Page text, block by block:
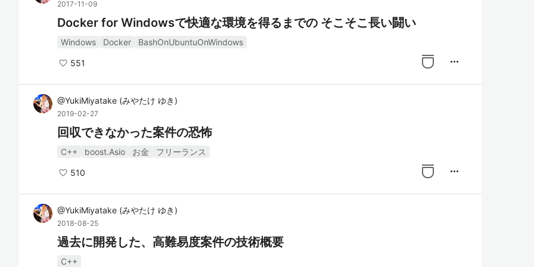
2017-11-09
Docker for Windowsで快適な環境を得るまでの そこそこ長い闘い
Windows Docker BashOnUbuntuOnWindows
551 more_horiz
@YukiMiyatake (みやたけ ゆき)
2019-02-27
回収できなかった案件の恐怖
C++ boost.Asio お金 フリーランス
510 more_horiz
@YukiMiyatake (みやたけ ゆき)
2018-08-25
過去に開発した、高難易度案件の技術概要
C++